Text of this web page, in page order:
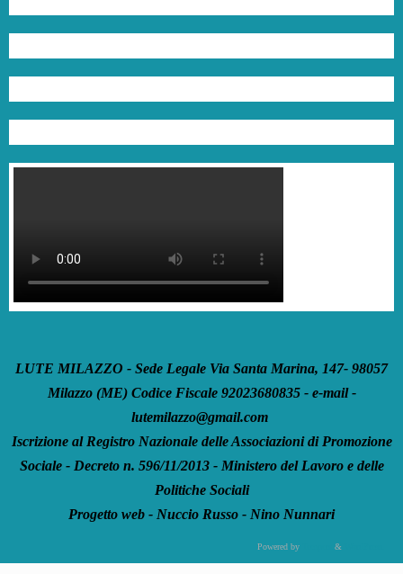
LUTE MILAZZO - Sede Legale Via Santa Marina, 147- 98057
Milazzo (ME) Codice Fiscale 92023680835 - e-mail -
lutemilazzo@gmail.com
Iscrizione al Registro Nazionale delle Associazioni di Promozione
Sociale - Decreto n. 596/11/2013 - Ministero del Lavoro e delle
Politiche Sociali
Progetto web - Nuccio Russo - Nino Nunnari
Powered by &